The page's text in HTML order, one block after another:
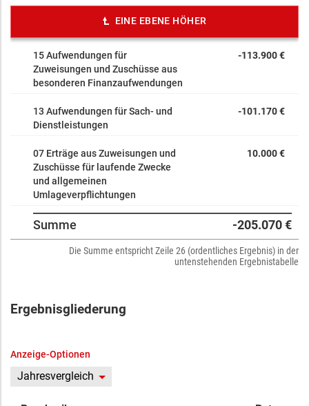
EINE EBENE HÖHER
15 Aufwendungen für
Zuweisungen und Zuschüsse aus
besonderen Finanzaufwendungen
-113.900 €
13 Aufwendungen für Sach- und
Dienstleistungen
-101.170 €
07 Erträge aus Zuweisungen und
Zuschüsse für laufende Zwecke
und allgemeinen
Umlageverpflichtungen
10.000 €
Summe -205.070 €
Die Summe entspricht Zeile 26 (ordentliches Ergebnis) in der
untenstehenden Ergebnistabelle
Ergebnisgliederung
Anzeige-Optionen
Jahresvergleich